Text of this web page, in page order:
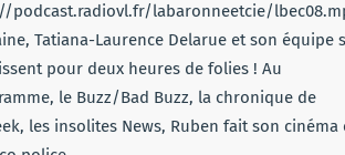
podcast.radiovl.fr/labaronneetcie/
Tatiana-Laurence Delarue et son équipe
pour deux heures de folies ! Au
le Buzz/Bad Buzz, la chronique de
les insolites News, Ruben fait son cinéma